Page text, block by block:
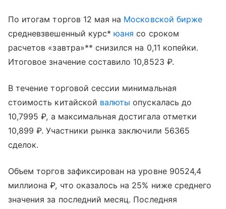
По итогам торгов 12 мая на Московской бирже
средневзвешенный курс*юаня со сроком
расчетов «завтра»** снизился на 0,11 копейки.
Итоговое значение составило 10,8523 ₽.
В течение торговой сессии минимальная
стоимость китайской валюты опускалась до
10,7995 ₽, а максимальная достигала отметки
10,899 ₽. Участники рынка заключили 56365
сделок.
Объем торгов зафиксирован на уровне 90524,4
миллиона ₽, что оказалось на 25% ниже среднего
значения за последний месяц. Последняя